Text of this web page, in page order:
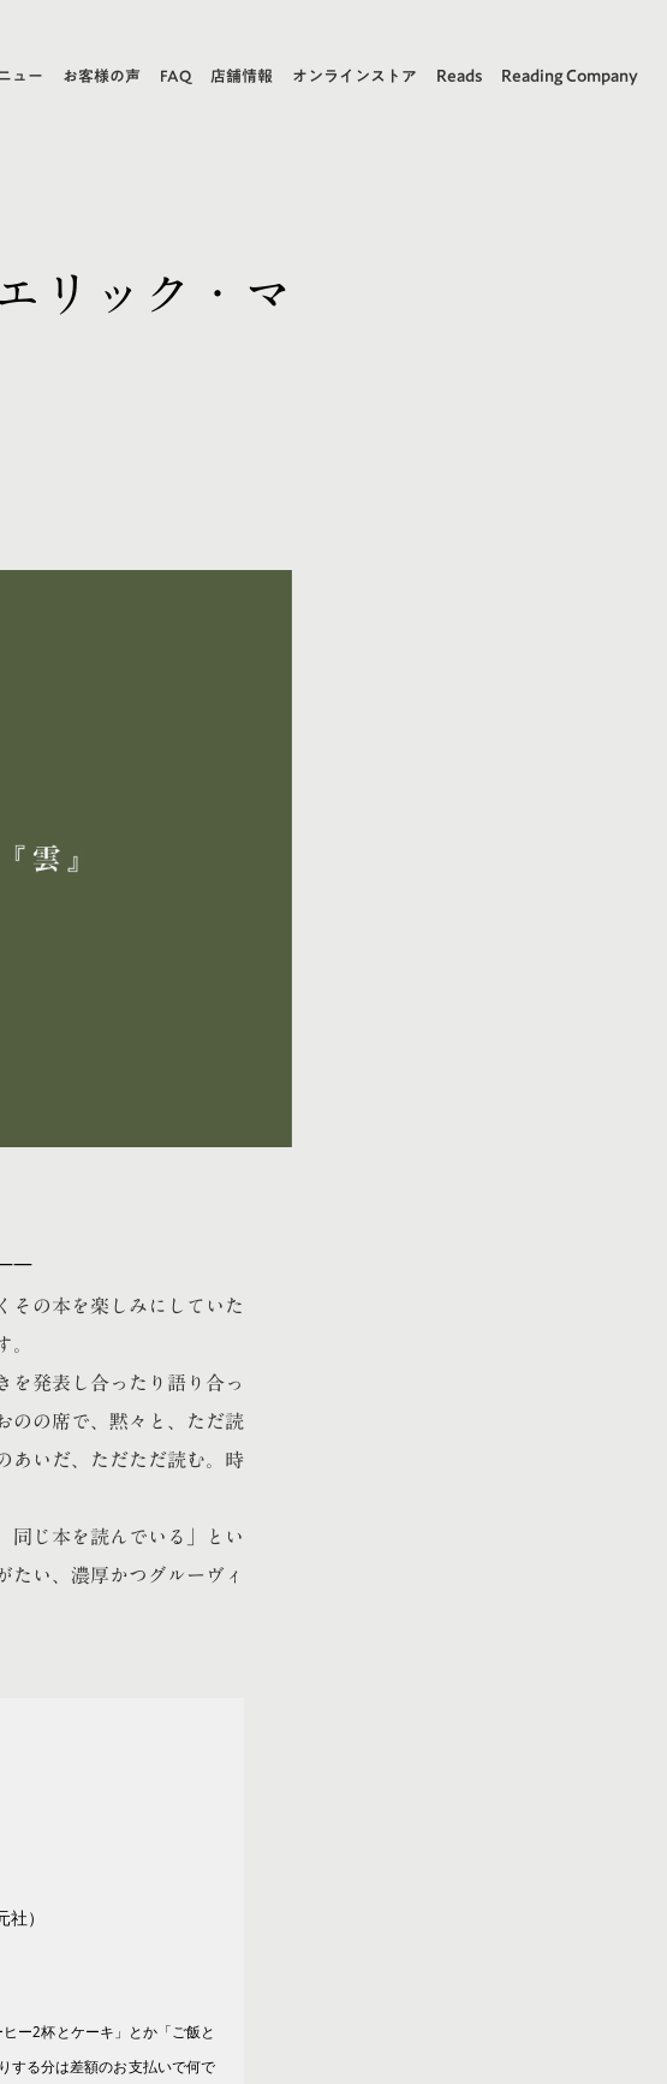
ュー お客様の声 FAQ 店舗情報 オンラインストア Reads Reading Company
リック・マ
——
その本を楽しみにしていた
。
を発表し合ったり語り合っ
のの席で、黙々と、ただ読
あいだ、ただただ読む。時
同じ本を読んでいる」とい
たい、濃厚かつグルーヴィ
）
ー2杯とケーキ」とか「ご飯と
する分は差額のお支払いで何で